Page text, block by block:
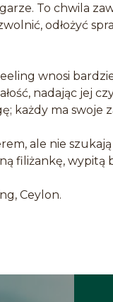
To chwila
odłożyć
wnosi
nadając jej
każdy ma swoje
ale nie szukają
filiżankę, wypitą
Ceylon.